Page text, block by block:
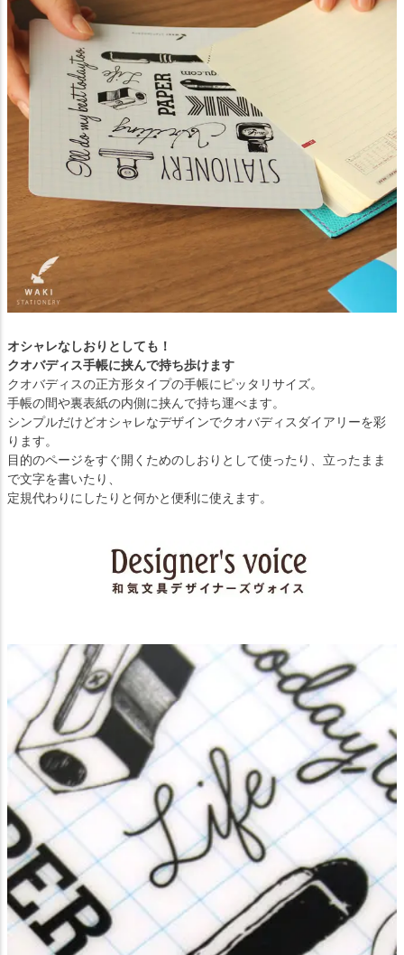
オシャレなしおりとしても！
クオバディス手帳に挟んで持ち歩けます
クオバディスの正方形タイプの手帳にピッタリサイズ。
手帳の間や裏表紙の内側に挟んで持ち運べます。
シンプルだけどオシャレなデザインでクオバディスダイアリーを彩
ります。
目的のページをすぐ開くためのしおりとして使ったり、立ったまま
で文字を書いたり、
定規代わりにしたりと何かと便利に使えます。